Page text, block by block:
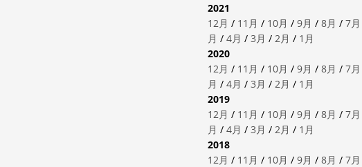
2021
12月 / 11月 / 10月 / 9月 / 8月 / 7月
月 / 4月 / 3月 / 2月 / 1月
2020
12月 / 11月 / 10月 / 9月 / 8月 / 7月
月 / 4月 / 3月 / 2月 / 1月
2019
12月 / 11月 / 10月 / 9月 / 8月 / 7月
月 / 4月 / 3月 / 2月 / 1月
2018
12月 / 11月 / 10月 / 9月 / 8月 / 7月